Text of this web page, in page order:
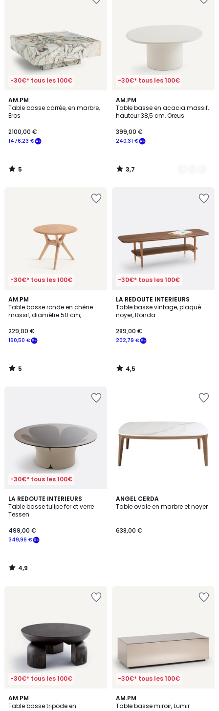
-30€* tous les 100€
AM.PM
Table basse carrée, en marbre,
Eros
1476,23 €
2100,00 €
5
/
5
5
/
-30€* tous les 100€
AM.PM
Table basse en acacia massif,
hauteur 38,5 cm, Oreus
240,31 €
399,00 €
3,7
/ 5
2
Couleurs
3,7
/
-30€* tous les 100€
AM.PM
Table basse ronde en chêne
massif, diamètre 50 cm,
160,50 €
229,00 €
5
/
5
5
/
-30€* tous les 100€
LA REDOUTE INTERIEURS
Table basse vintage, plaqué
noyer, Ronda
202,79 €
289,00 €
4,5
/ 5
4,5
/
-30€* tous les 100€
LA REDOUTE INTERIEURS
Table basse tulipe fer et verre
Tessen
349,96 €
499,00 €
4,9
/ 5
4,9
/
ANGEL CERDA
Table ovale en marbre et noyer
638,00 €
-30€* tous les 100€
AM.PM
Table basse tripode en
4,9
/ 5
-30€* tous les 100€
AM.PM
Table basse miroir, Lumir
4,8
/ 5
2
Couleurs